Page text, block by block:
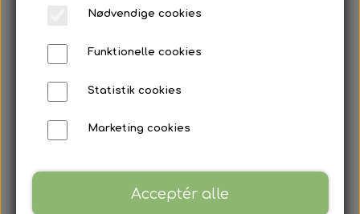
Nødvendige cookies
Funktionelle cookies
Statistik cookies
Marketing cookies
Acceptér alle